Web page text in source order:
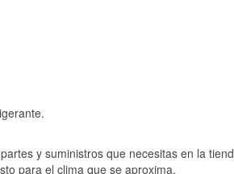
y suministros que necesitas en la
para el clima que se aproxima.